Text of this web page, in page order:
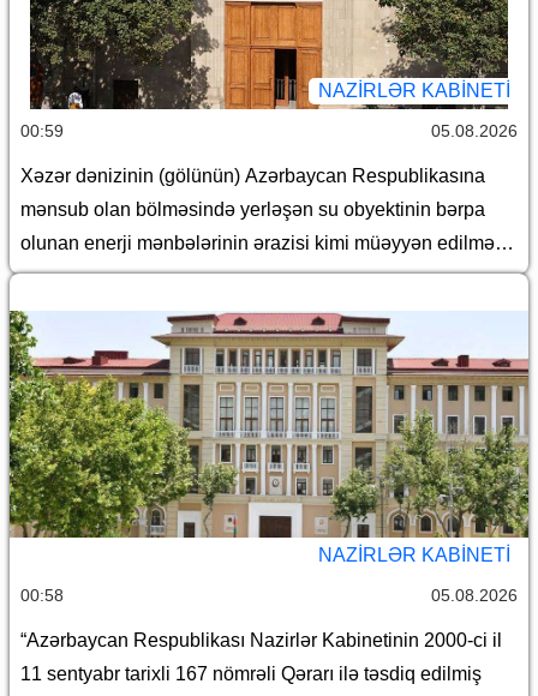
NAZIRLƏR KABINETI
00:59 05.08.2026
Xəzər dənizinin (gölünün) Azərbaycan Respublikasına
mənsub olan bölməsində yerləşən su obyektinin bərpa
olunan enerji mənbələrinin ərazisi kimi müəyyən edilməsi
haqqında
NAZIRLƏR KABINETI
00:58 05.08.2026
“Azərbaycan Respublikası Nazirlər Kabinetinin 2000-ci il
11 sentyabr tarixli 167 nömrəli Qərarı ilə təsdiq edilmiş